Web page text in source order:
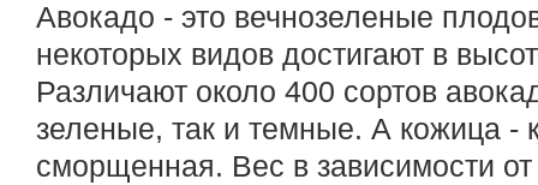
Авокадо - это вечнозеленые
некоторых видов достигают в
Различают около 400 сортов
зеленые, так и темные. А кожица -
сморщенная. Вес в зависимости от